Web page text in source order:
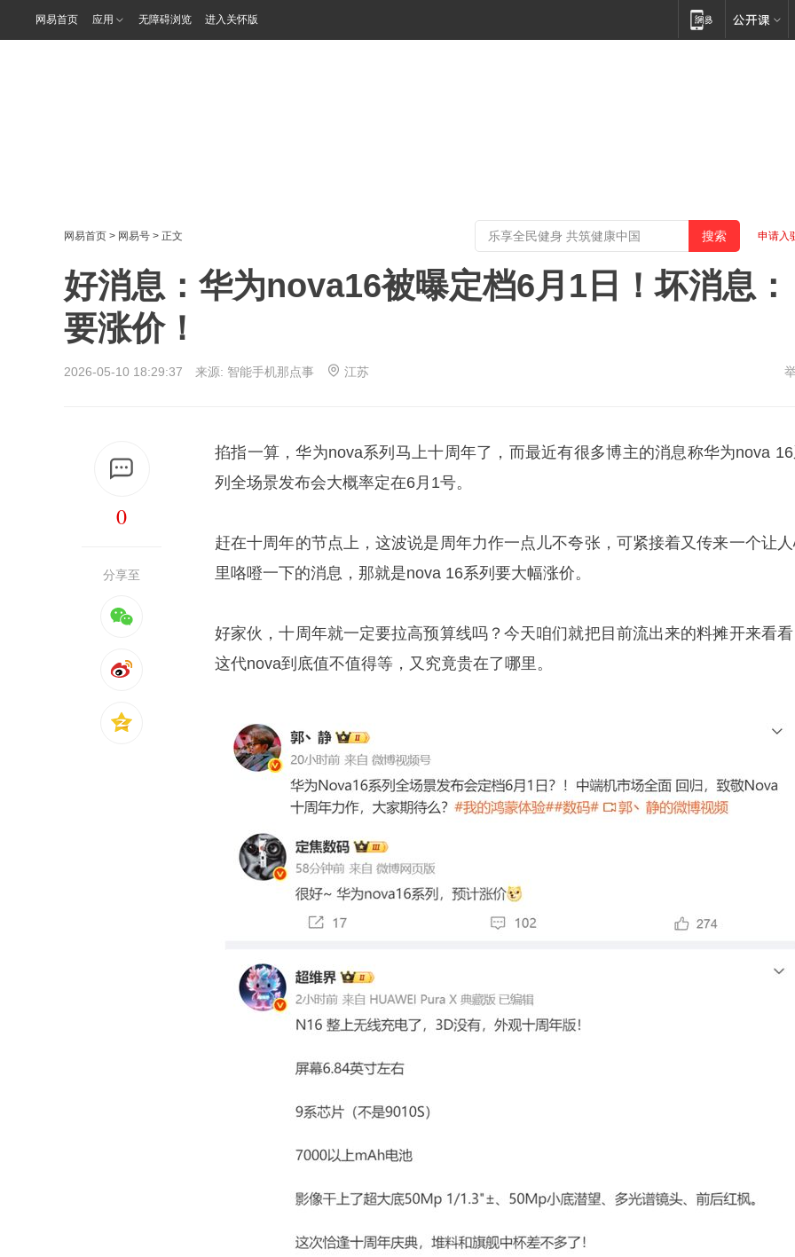
网易首页 应用 无障碍浏览 进入关怀版
网易首页 > 网易号 > 正文 申请入
好消息：华为nova16被曝定档6月1日！坏消息：
要涨价！
2026-05-10 18:29:37 来源: 智能手机那点事 江苏
0
分享至
掐指一算，华为nova系列马上十周年了，而最近有很多博主的消息称华为nova
列全场景发布会大概率定在6月1号。
赶在十周年的节点上，这波说是周年力作一点儿不夸张，可紧接着又传来一个让
里咯噔一下的消息，那就是nova 16系列要大幅涨价。
好家伙，十周年就一定要拉高预算线吗？今天咱们就把目前流出来的料摊开来看
这代nova到底值不值得等，又究竟贵在了哪里。